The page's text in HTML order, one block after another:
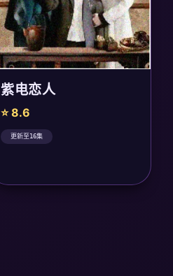
紫电恋人
⭐ 8.6
更新至16集